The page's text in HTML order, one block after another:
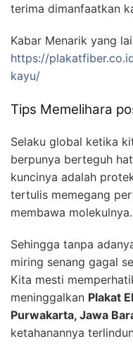
terima dimanfaatkan
Kabar Menarik yang
https://
kayu/
Tips Memelihara
Selaku global ketika
berpunya berteguh
kuncinya adalah
tertulis memegang
membawa molekulnya.
Sehingga tanpa
miring senang gagal
Kita mesti
meninggalkan Plakat
Purwakarta, Jawa
ketahanannya